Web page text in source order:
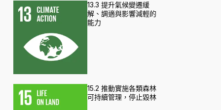
13.3 提升氣候變遷緩
解、調適與影響減輕的
能力
15.2 推動實施各類森林
可持續管理，停止毀林